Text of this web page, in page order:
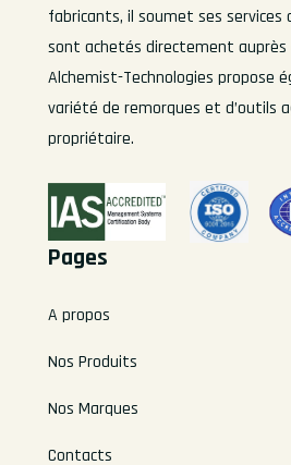
fabricants, il soumet ses services
sont achetés directement auprès
Alchemist-Technologies propose
variété de remorques et d’outils
propriétaire.
Pages
A propos
Nos Produits
Nos Marques
Contacts